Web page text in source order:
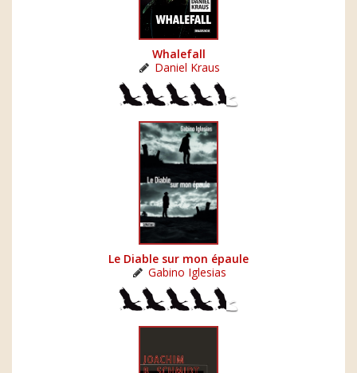
Whalefall
Daniel Kraus
Le Diable sur mon épaule
Gabino Iglesias